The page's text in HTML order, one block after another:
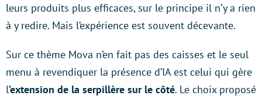
leurs produits plus efficaces, sur le principe il n’y a rien
à y redire. Mais l’expérience est souvent décevante.
Sur ce thème Mova n’en fait pas des caisses et le seul
menu à revendiquer la présence d’IA est celui qui gère
l’extension de la serpillère sur le côté. Le choix proposé